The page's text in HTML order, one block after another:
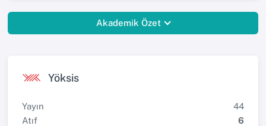
Akademik Özet
Yöksis
Yayın
44
Atıf
6